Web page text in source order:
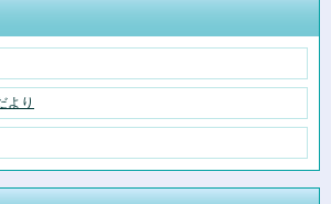
より